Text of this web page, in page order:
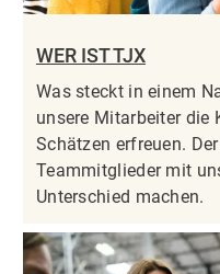
WER IST TJX
Was steckt in einem
unsere Mitarbeiter die
Schätzen erfreuen.
Teammitglieder mit
Unterschied machen.